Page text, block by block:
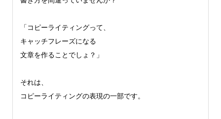
「コピーライティングって、
キャッチフレーズになる
文章を作ることでしょ？」
それは、
コピーライティングの表現の一部です。